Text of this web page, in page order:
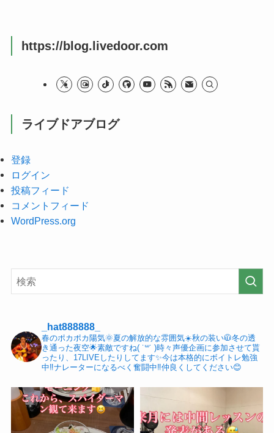
https://blog.livedoor.com
ライブドアブログ
登録
ログイン
投稿フィード
コメントフィード
WordPress.org
_hat888888_
春のポカポカ陽気🌞夏の解放的な雰囲気☀️秋の装い🧥冬の透
き通った夜空🌟素敵ですね( ˙꒳​˙ )時々声優企画に参加させて貰
ったり、17LIVEしたりしてます✨今は本格的にボイトレ勉強
中‼️ナレーターになるべく奮闘中‼️仲良くしてください😊